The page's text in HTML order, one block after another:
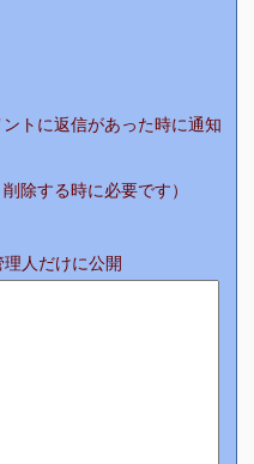
トに返信があった時に通知
除する時に必要です）
理人だけに公開